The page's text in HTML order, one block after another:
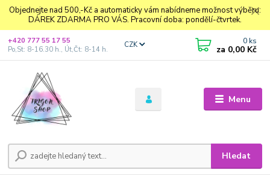
Objednejte nad 500,-Kč a automaticky vám nabídneme možnost výběru:
DÁREK ZDARMA PRO VÁS. Pracovní doba: pondělí-čtvrtek.
Menu
CZK
Hledat
+420 777 55 17 55
Po,St: 8-16.30 h., Út,Čt: 8-14 h.
0 ks
za 0,00 Kč